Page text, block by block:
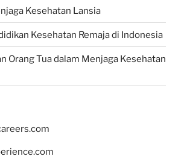
Kesehatan Lansia
Kesehatan Remaja di Indonesia
Orang Tua dalam Menjaga Kesehatan